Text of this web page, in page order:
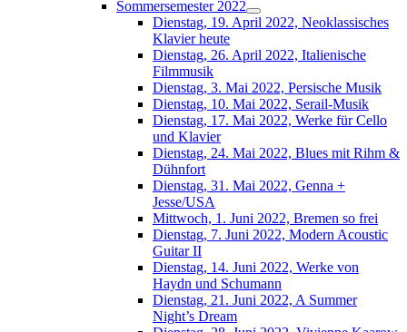
Sommersemester 2022
Dienstag, 19. April 2022, Neoklassisches
Klavier heute
Dienstag, 26. April 2022, Italienische
Filmmusik
Dienstag, 3. Mai 2022, Persische Musik
Dienstag, 10. Mai 2022, Serail-Musik
Dienstag, 17. Mai 2022, Werke für Cello
und Klavier
Dienstag, 24. Mai 2022, Blues mit Rihm &
Dühnfort
Dienstag, 31. Mai 2022, Genna +
Jesse/USA
Mittwoch, 1. Juni 2022, Bremen so frei
Dienstag, 7. Juni 2022, Modern Acoustic
Guitar II
Dienstag, 14. Juni 2022, Werke von
Haydn und Schumann
Dienstag, 21. Juni 2022, A Summer
Night’s Dream